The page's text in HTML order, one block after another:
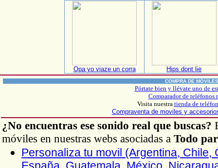
Opa yo viaze un corra Hips dont lie
COMPRA DE MÓVILES
Pórtate bien y llévate uno de
Comparador de teléfonos
Visita nuestra tienda de
Compraventa de moviles y
¿No encuentras ese sonido real que buscas?
móviles en nuestras webs asociadas a Todo
Personaliza tu movil (Argentina, Chile,